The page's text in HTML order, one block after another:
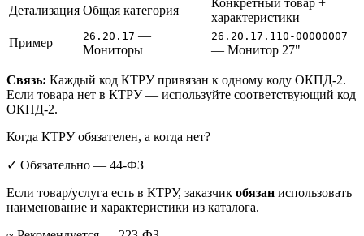
Детализация Общая категория
характеристики
Пример
26.20.17 —
Мониторы
26.20.17.110-00000007
— Монитор 27"
Связь: Каждый код КТРУ привязан к одному коду ОКПД-2.
Если товара нет в КТРУ — используйте соответствующий код
ОКПД-2.
Когда КТРУ обязателен, а когда нет?
✓ Обязательно — 44-ФЗ
Если товар/услуга есть в КТРУ, заказчик обязан использовать
наименование и характеристики из каталога.